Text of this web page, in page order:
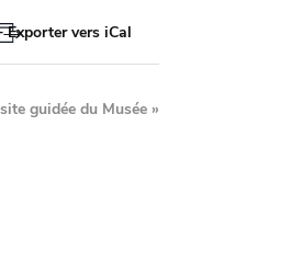
Exporter vers iCal
guidée du Musée »